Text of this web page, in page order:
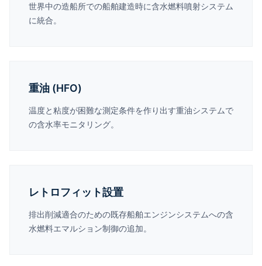
世界中の造船所での船舶建造時に含水燃料噴射システム
に統合。
重油 (HFO)
温度と粘度が困難な測定条件を作り出す重油システムで
の含水率モニタリング。
レトロフィット設置
排出削減適合のための既存船舶エンジンシステムへの含
水燃料エマルション制御の追加。